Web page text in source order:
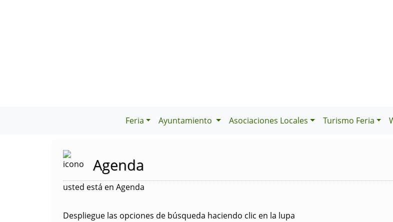
Feria Ayuntamiento Asociaciones Locales Turismo Feria
Agenda
usted está en Agenda
Despliegue las opciones de búsqueda haciendo clic en la lupa